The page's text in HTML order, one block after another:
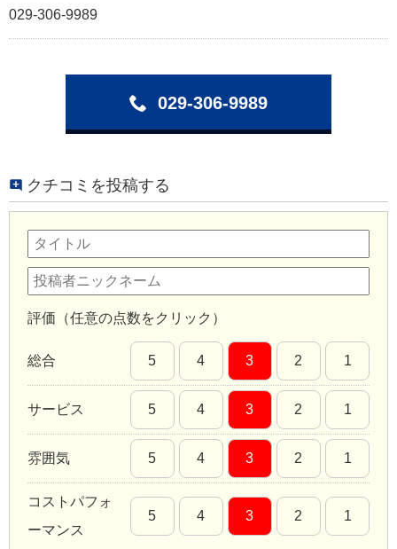
029-306-9989
029-306-9989
クチコミを投稿する
評価（任意の点数をクリック）
総合 5 4 3 2 1
サービス 5 4 3 2 1
雰囲気 5 4 3 2 1
コストパフォ
ーマンス
5 4 3 2 1